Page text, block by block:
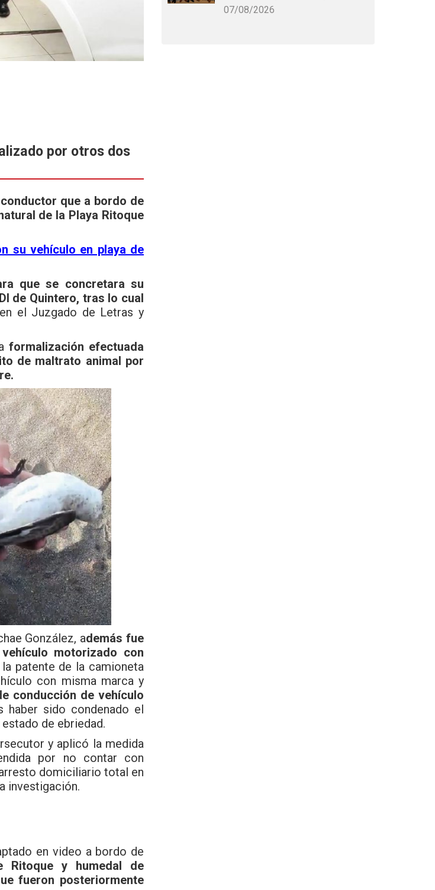
por otros dos
que a bordo de
de la Playa Ritoque
su vehículo en playa de
que se concretara su
de Quintero, tras lo cual
el Juzgado de Letras y
formalización efectuada
de maltrato animal por
González, además fue
motorizado con
patente de la camioneta
con misma marca y
conducción de vehículo
haber sido condenado el
de ebriedad.
y aplicó la medida
por no contar con
domiciliario total en
investigación.
en video a bordo de
Ritoque y humedal de
fueron posteriormente
07/08/2026